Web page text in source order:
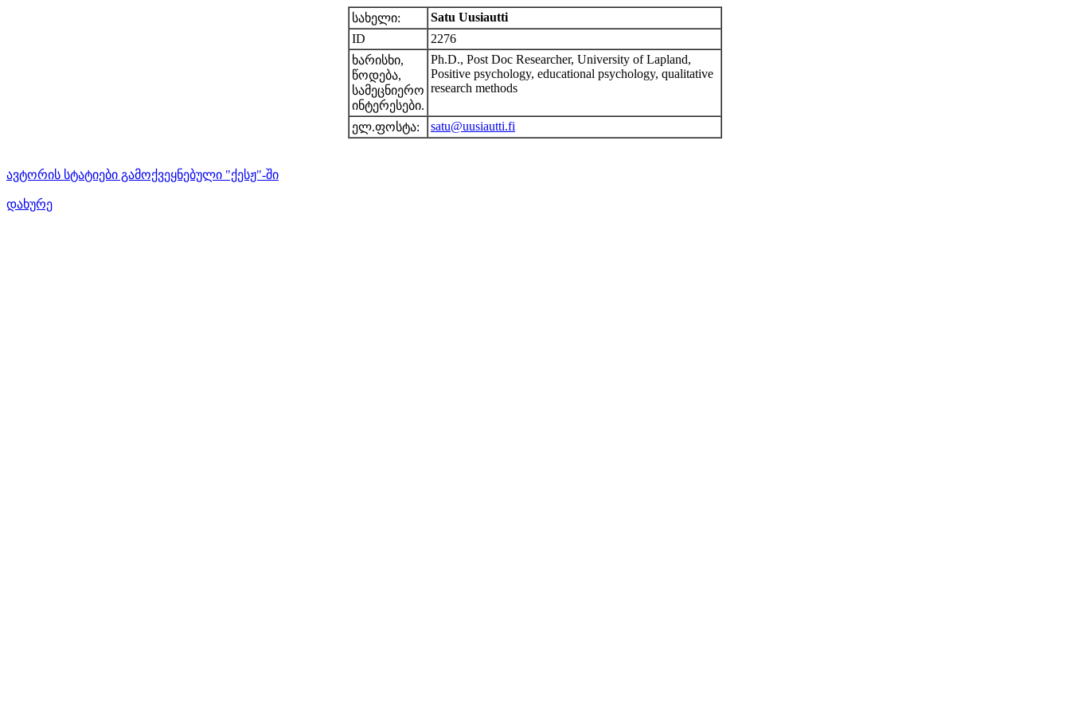
სახელი:
Satu Uusiautti
ID
2276
ხარისხი,
წოდება,
სამეცნიერო
ინტერესები.
Ph.D., Post Doc Researcher, University of Lapland,
Positive psychology, educational psychology, qualitative
research methods
ელ.ფოსტა: satu@uusiautti.fi
ავტორის სტატიები გამოქვეყნებული "ქესჟ"-ში
დახურე